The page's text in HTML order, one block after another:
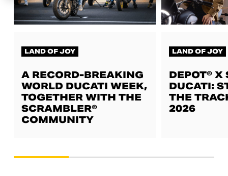
LAND OF JOY
A RECORD-BREAKING
WORLD DUCATI WEEK,
TOGETHER WITH THE
SCRAMBLER®
COMMUNITY
LAND OF JOY
DEPOT® X
DUCATI:
THE
2026